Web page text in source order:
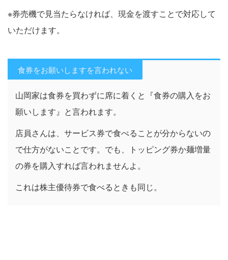
※券売機で見当たらなければ、現金を渡すことで対応して
いただけます。
食券をお願いしますを言われない
山岡家は食券を買わずに席に着くと『食券の購入をお
願いします』と言われます。
店員さんは、サービス券で食べることが分からないの
で仕方がないことです。でも、トッピング券か麺増量
の券を購入すれば言われませんよ。
これは株主優待券で食べるときも同じ。